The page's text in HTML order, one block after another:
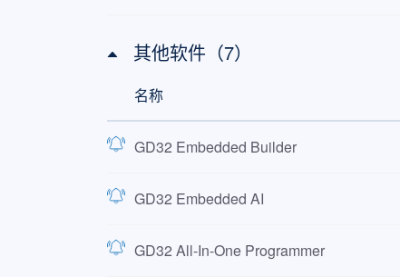
其他软件（7）
名称
GD32 Embedded Builder
GD32 Embedded AI
GD32 All-In-One Programmer